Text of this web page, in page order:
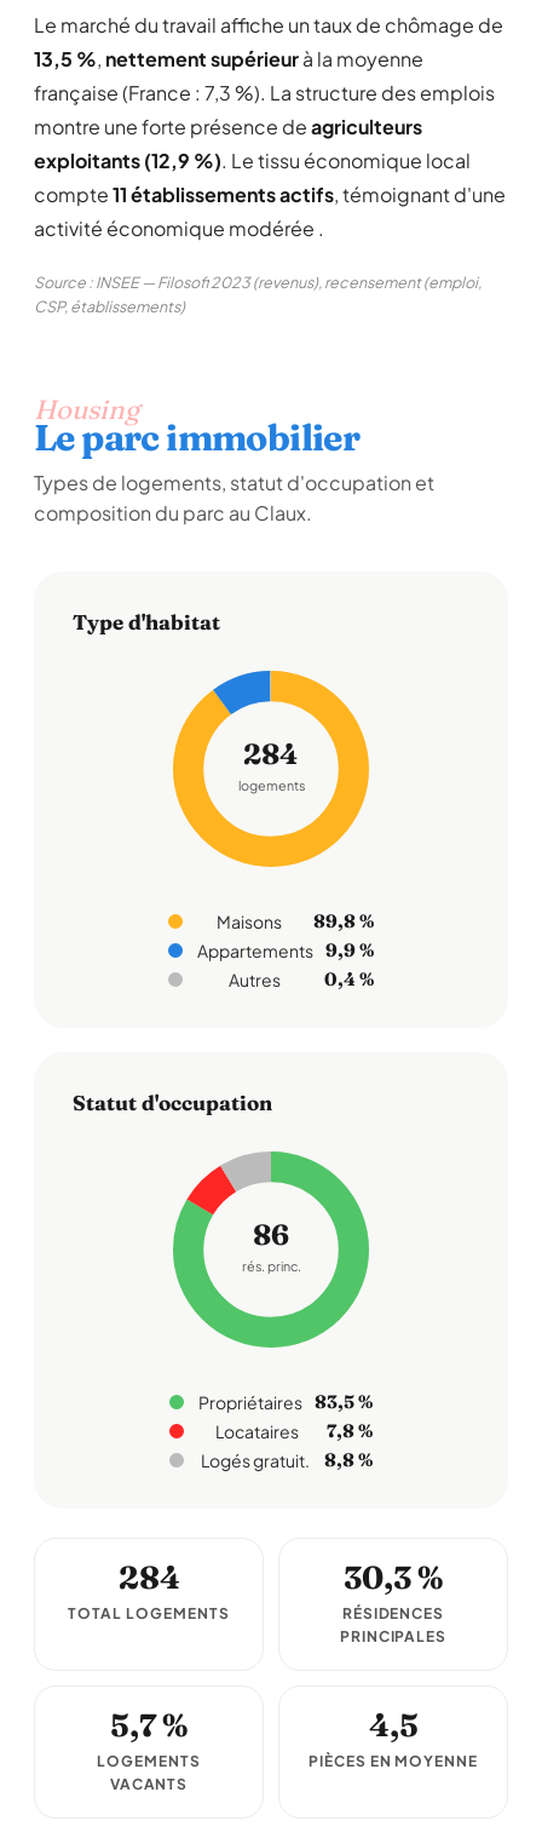
Le marché du travail affiche un taux de chômage de
13,5 %, nettement supérieurà la moyenne
française (France : 7,3 %). La structure des emplois
montre une forte présence deagriculteurs
exploitants (12,9 %). Le tissu économique local
compte11 établissements actifs, témoignant d'une
activité économique modérée .
Source : INSEE — Filosofi 2023 (revenus), recensement (emploi,
CSP, établissements)
Housing
Le parc immobilier
Types de logements, statut d'occupation et
composition du parc au Claux.
Type d'habitat
284
logements
Maisons 89,8 %
Appartements 9,9 %
Autres 0,4 %
Statut d'occupation
86
rés. princ.
Propriétaires 83,5 %
Locataires 7,8 %
Logés gratuit. 8,8 %
284
TOTAL LOGEMENTS
30,3 %
RÉSIDENCES
PRINCIPALES
5,7 %
LOGEMENTS
VACANTS
4,5
PIÈCES EN MOYENNE